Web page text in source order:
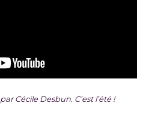
par Cécile Desbun. C’est l’été !